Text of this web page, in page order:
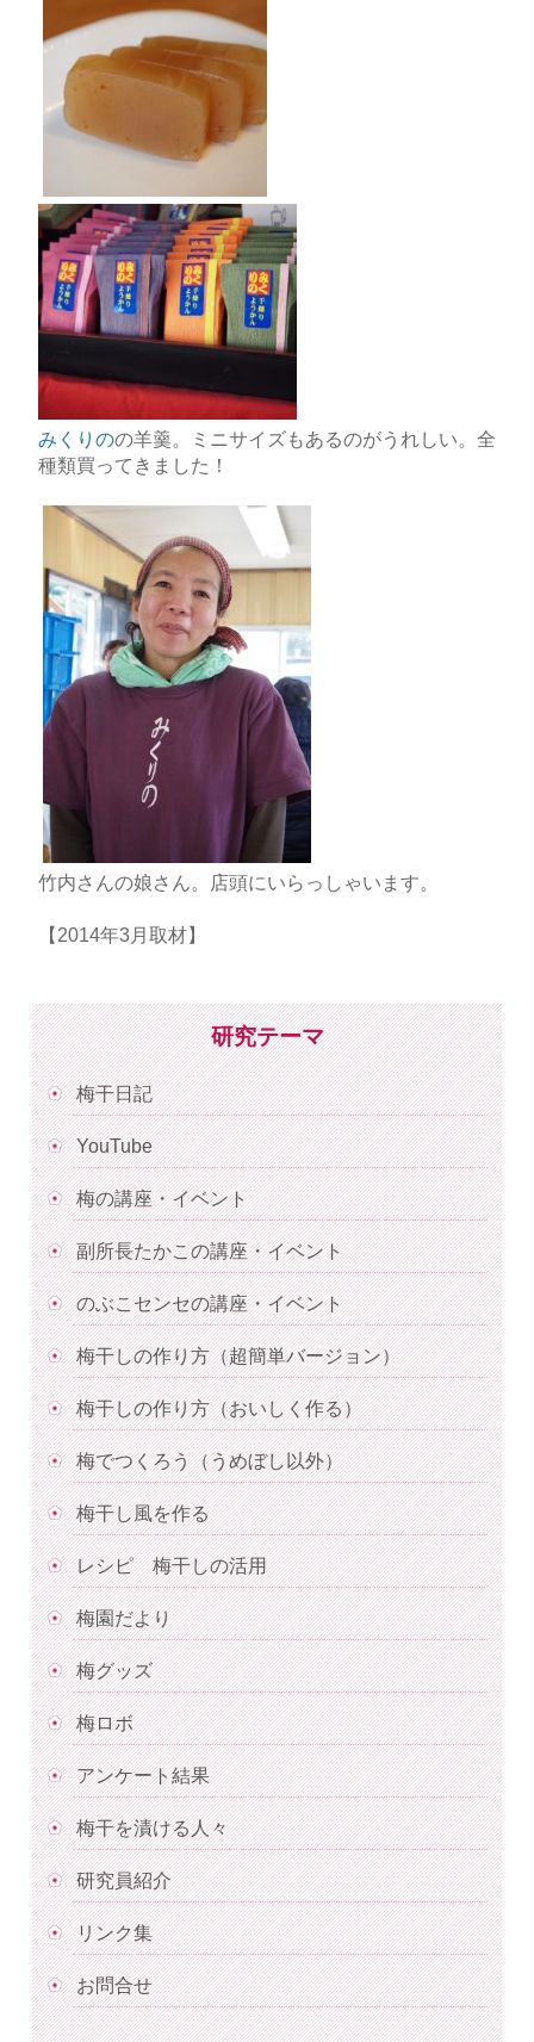
みくりのの羊羹。ミニサイズもあるのがうれしい。全
種類買ってきました！
竹内さんの娘さん。店頭にいらっしゃいます。
【2014年3月取材】
研究テーマ
梅干日記
YouTube
梅の講座・イベント
副所長たかこの講座・イベント
のぶこセンセの講座・イベント
梅干しの作り方（超簡単バージョン）
梅干しの作り方（おいしく作る）
梅でつくろう（うめぼし以外）
梅干し風を作る
レシピ 梅干しの活用
梅園だより
梅グッズ
梅ロボ
アンケート結果
梅干を漬ける人々
研究員紹介
リンク集
お問合せ